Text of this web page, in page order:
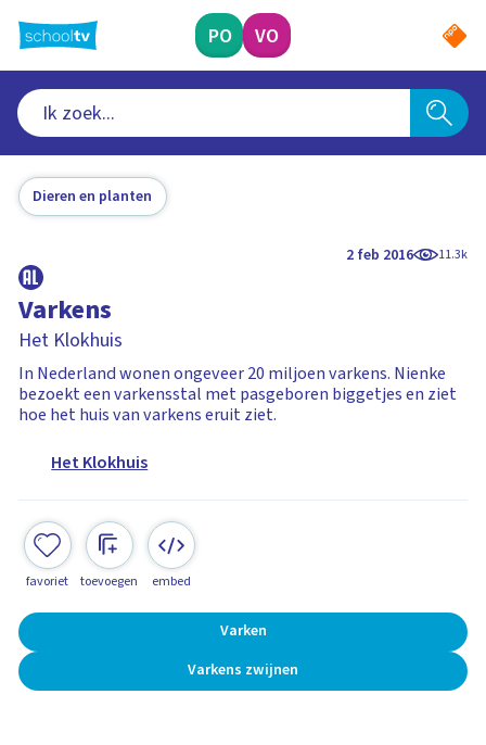
naar
hoofdinhoud
PO VO
Dieren en planten
2 feb 2016 11.3k
Varkens
Het Klokhuis
In Nederland wonen ongeveer 20 miljoen varkens. Nienke
bezoekt een varkensstal met pasgeboren biggetjes en ziet
hoe het huis van varkens eruit ziet.
Het Klokhuis
favoriet toevoegen embed
Varken
Varkens zwijnen